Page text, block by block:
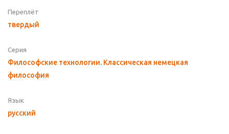
Переплёт
твердый
Серия
Философские технологии. Классическая немецкая
философия
Язык
русский